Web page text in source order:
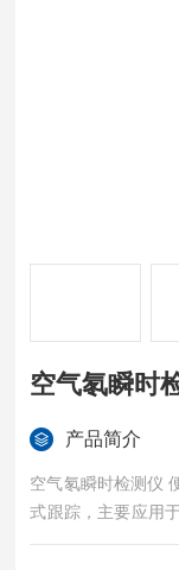
空气氡瞬时
产品简介
空气氡瞬时检测仪
式跟踪，主要应用
域的空气氡快速检